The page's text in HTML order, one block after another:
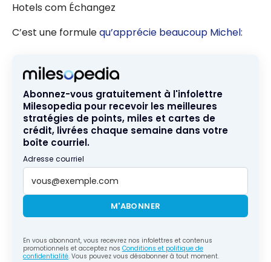
Hotels com Échangez
C’est une formulequ’apprécie beaucoup Michel:
Abonnez-vous gratuitement à l'infolettre
Milesopedia pour recevoir les meilleures
stratégies de points, miles et cartes de
crédit, livrées chaque semaine dans votre
boîte courriel.
Adresse courriel
M'ABONNER
En vous abonnant, vous recevrez nos infolettres et contenus
promotionnels et acceptez nos Conditions et politique de
confidentialité. Vous pouvez vous désabonner à tout moment.